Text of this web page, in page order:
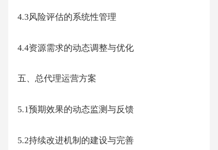
4.3风险评估的系统性管理
4.4资源需求的动态调整与优化
五、总代理运营方案
5.1预期效果的动态监测与反馈
5.2持续改进机制的建设与完善